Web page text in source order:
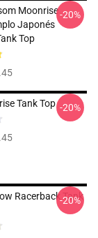
Moonrise
Japonés
Top
-20%
Tank Top -20%
Racerback Tank
-20%